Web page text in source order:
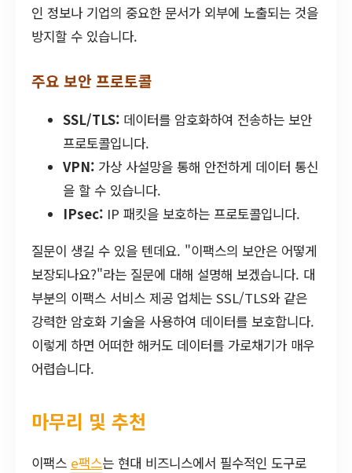
인 정보나 기업의 중요한 문서가 외부에 노출되는 것을
방지할 수 있습니다.
주요 보안 프로토콜
SSL/TLS: 데이터를 암호화하여 전송하는 보안
프로토콜입니다.
VPN: 가상 사설망을 통해 안전하게 데이터 통신
을 할 수 있습니다.
IPsec: IP 패킷을 보호하는 프로토콜입니다.
질문이 생길 수 있을 텐데요. "이팩스의 보안은 어떻게
보장되나요?"라는 질문에 대해 설명해 보겠습니다. 대
부분의 이팩스 서비스 제공 업체는 SSL/TLS와 같은
강력한 암호화 기술을 사용하여 데이터를 보호합니다.
이렇게 하면 어떠한 해커도 데이터를 가로채기가 매우
어렵습니다.
마무리 및 추천
이팩스 e팩스는 현대 비즈니스에서 필수적인 도구로